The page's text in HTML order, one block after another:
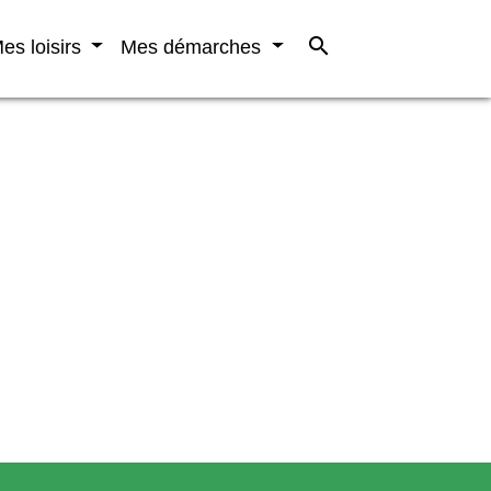
loisirs Mes démarches search